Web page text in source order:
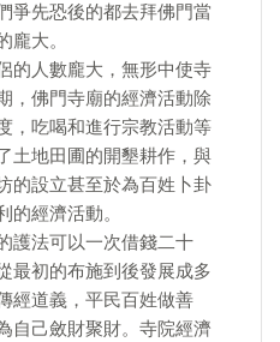
爭先恐後的都去拜佛門當
龐大。
的人數龐大，無形中使寺
，佛門寺廟的經濟活動除
，吃喝和進行宗教活動等
土地田圃的開墾耕作，與
的設立甚至於為百姓卜卦
的經濟活動。
護法可以一次借錢二十
最初的布施到後發展成多
經道義，平民百姓做善
自己斂財聚財。寺院經濟